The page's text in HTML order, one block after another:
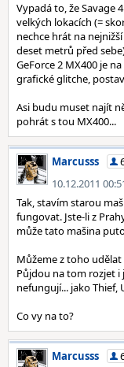
Vypadá to, že Savage
velkých lokacích (=
nechce hrát na
deset metrů před
GeForce 2 MX400 je
grafické glitche,
Asi budu muset najít
pohrát s tou MX400...
Marcusss
10.12.2011
Tak, stavím starou
fungovat. Jste-li z
může tato mašina
Můžeme z toho
Půjdou na tom rozjet i
nefungují... jako Thief,
Co vy na to?
Marcusss